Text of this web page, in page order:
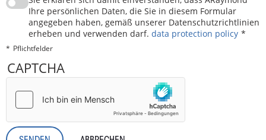
Ihre persönlichen Daten, die Sie in diesem Formular
angegeben haben, gemäß unserer Datenschutzrichtlinien
erheben und verwenden darf. data protection policy
Pflichtfelder
CAPTCHA